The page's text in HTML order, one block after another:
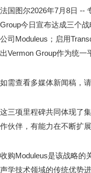
法国图尔2026年7月8日 --
Group今日宣布达成三个
公司Moduleus；启用
出Vermon Group作为统一
如需查看多媒体新闻稿，请
这三项里程碑共同体现了
作伙伴，有能力在不断扩
收购Moduleus是该战略的
声学技术领域的传统优势